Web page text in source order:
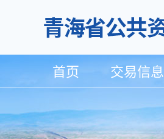
首页 交易信息